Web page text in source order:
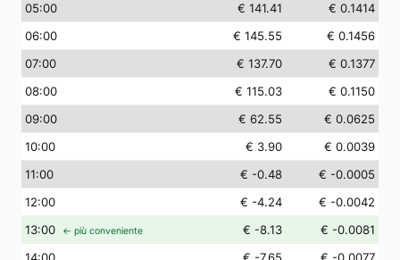
05:00 € 141.41
€ 0.1414
06:00 € 145.55
€ 0.1456
07:00 € 137.70
€ 0.1377
08:00 € 115.03
€ 0.1150
09:00 € 62.55
€ 0.0625
10:00 € 3.90
€ 0.0039
11:00 € -0.48
€ -0.0005
12:00 € -4.24
€ -0.0042
13:00 ← più conveniente € -8.13
€ -0.0081